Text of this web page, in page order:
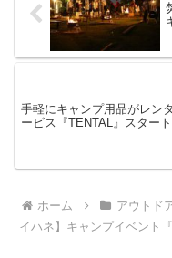
手軽にキャンプ用品がレン
ービス『TENTAL』スタート
ホーム アウトド
イハネ】キャンプイベント